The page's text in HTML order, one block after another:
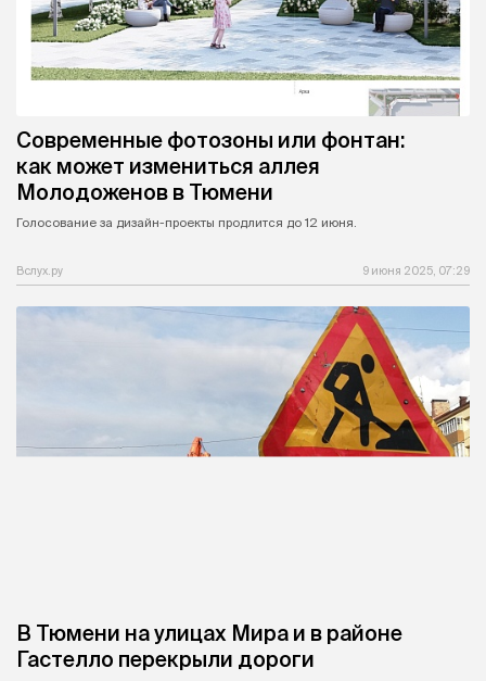
Современные фотозоны или фонтан:
как может измениться аллея
Молодоженов в Тюмени
Голосование за дизайн-проекты продлится до 12 июня.
Вслух.ру 9 июня 2025, 07:29
В Тюмени на улицах Мира и в районе
Гастелло перекрыли дороги